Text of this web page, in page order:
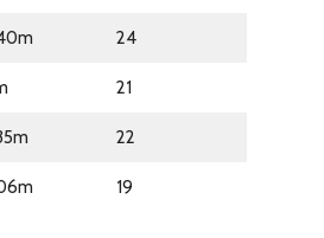
24
21
22
19